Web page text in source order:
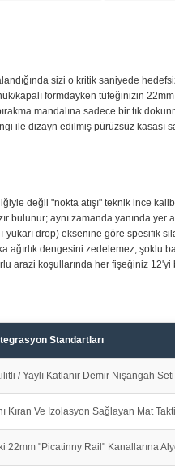
sizi o kritik saniyede
kapalı formdayken tüfeğinizin
mandalına sadece bir tık
dizayn edilmiş pürüzsüz kasası
değil "nokta atışı" teknik ince
aynı zamanda yanında
drop) eksenine göre
dengesini zedelemez, şoklu
arazi koşullarında her fişeğiniz 12'yi
Standartları
/ Yaylı Katlanır Demir Nişangah
Kıran Ve İzolasyon Sağlayan Mat
22mm "Picatinny Rail" Kanallarına